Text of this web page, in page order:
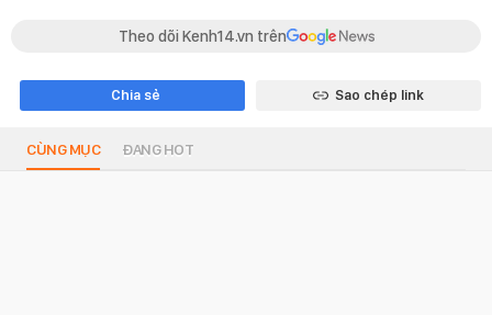
Theo dõi Kenh14.vn trên
Chia sẻ Sao chép link
CÙNG MỤC ĐANG HOT